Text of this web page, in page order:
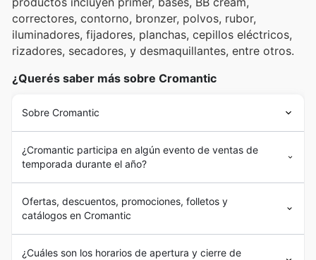
correctores, contorno, bronzer, polvos, rubor,
iluminadores, fijadores, planchas, cepillos eléctricos,
rizadores, secadores, y desmaquillantes, entre otros.
¿Querés saber más sobre Cromantic
Sobre Cromantic
¿Cromantic participa en algún evento de ventas de
temporada durante el año?
Ofertas, descuentos, promociones, folletos y
catálogos en Cromantic
¿Cuáles son los horarios de apertura y cierre de